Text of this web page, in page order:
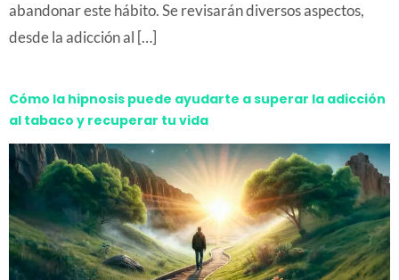
abandonar este hábito. Se revisarán diversos aspectos,
desde la adicción al […]
Cómo la hipnosis puede ayudarte a superar la adicción
al tabaco y recuperar tu vida